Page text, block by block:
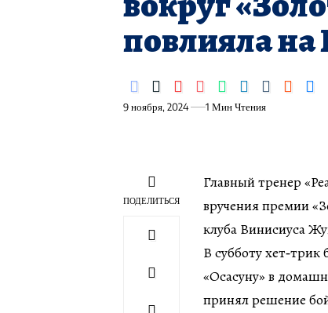
повлияла
9 ноября, 2024 1 Мин Чтения
ПОДЕЛИТЬСЯ
Главный тренер
вручения премии
клуба Винисиуса
В субботу хет‑трик
«Осасуну» в
принял решение